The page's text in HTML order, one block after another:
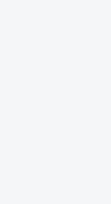
frais de change
Revolut
marché pour
monnaies.
fallacieux dans
appliquent en
dépôt et de
5 et 9% à
échanges